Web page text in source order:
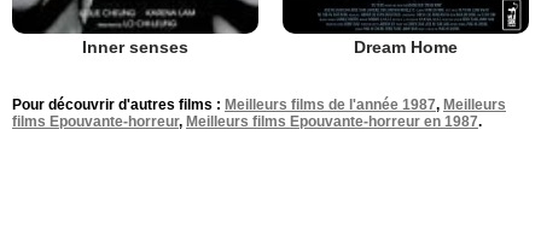
Inner senses Dream Home
Pour découvrir d'autres films : Meilleurs films de l'année 1987, Meilleurs
films Epouvante-horreur, Meilleurs films Epouvante-horreur en 1987.